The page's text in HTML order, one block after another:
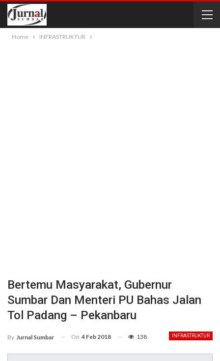
Home INFRASTRUKTUR
Bertemu Masyarakat, Gubernur
Sumbar Dan Menteri PU Bahas Jalan
Tol Padang – Pekanbaru
INFRASTRUKTUR
By Jurnal Sumbar On 4 Feb 2018 138